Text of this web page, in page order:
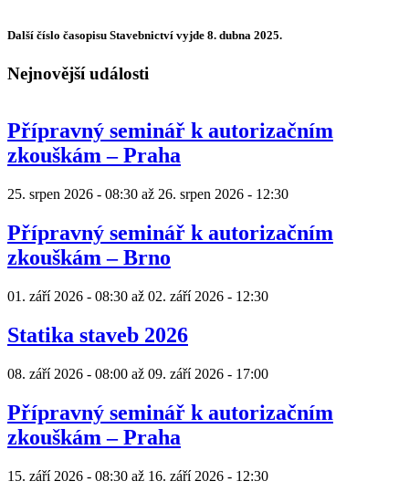
Další číslo časopisu Stavebnictví vyjde 8. dubna 2025.
Nejnovější události
Přípravný seminář k autorizačním
zkouškám – Praha
25. srpen 2026 - 08:30 až 26. srpen 2026 - 12:30
Přípravný seminář k autorizačním
zkouškám – Brno
01. září 2026 - 08:30 až 02. září 2026 - 12:30
Statika staveb 2026
08. září 2026 - 08:00 až 09. září 2026 - 17:00
Přípravný seminář k autorizačním
zkouškám – Praha
15. září 2026 - 08:30 až 16. září 2026 - 12:30